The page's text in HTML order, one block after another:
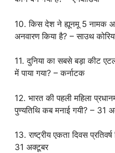
10. किस देश ने ह्यूनमू 5 नामक
अनवारण किया है? – साउथ
11. दुनिया का सबसे बड़ा कीट
में पाया गया? – कर्नाटक
12. भारत की पहली महिला
पुण्यतिथि कब मनाई गयी? – 31
13. राष्ट्रीय एकता दिवस
31 अक्टूबर